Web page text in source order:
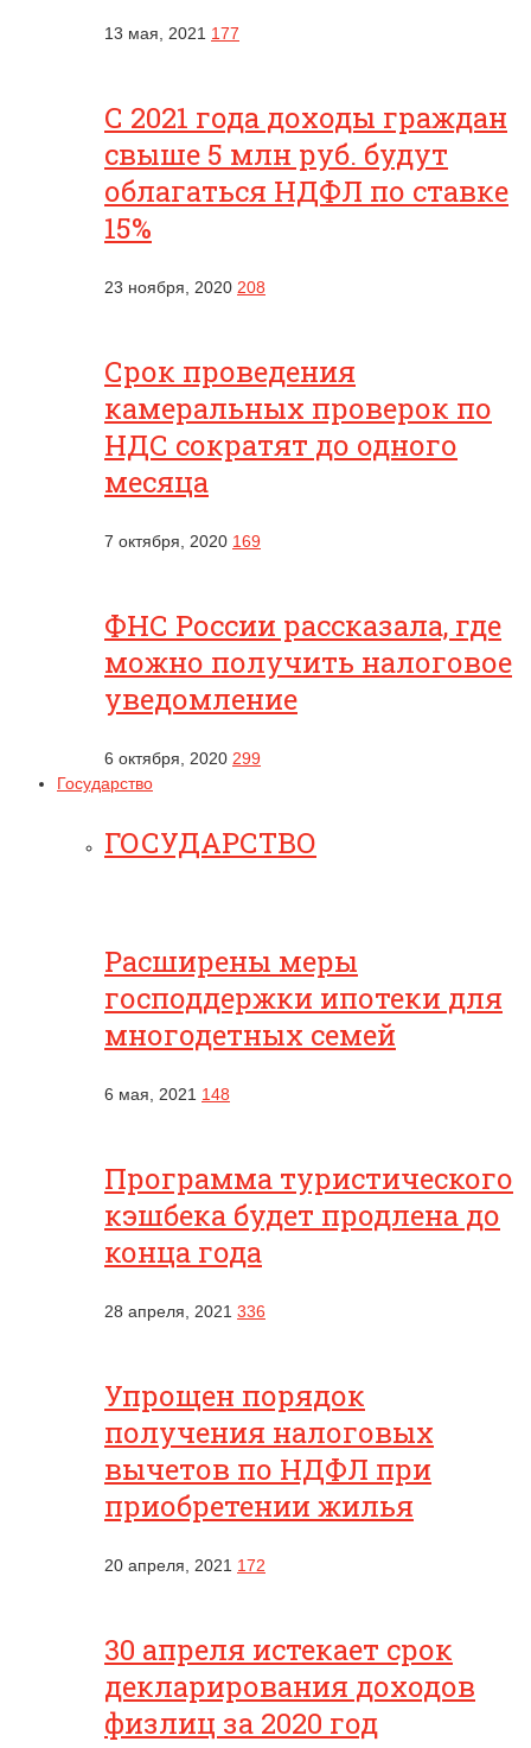
13 мая, 2021 177
С 2021 года доходы граждан
свыше 5 млн руб. будут
облагаться НДФЛ по ставке
15%
23 ноября, 2020 208
Срок проведения
камеральных проверок по
НДС сократят до одного
месяца
7 октября, 2020 169
ФНС России рассказала, где
можно получить налоговое
уведомление
6 октября, 2020 299
Государство
ГОСУДАРСТВО
Расширены меры
господдержки ипотеки для
многодетных семей
6 мая, 2021 148
Программа туристического
кэшбека будет продлена до
конца года
28 апреля, 2021 336
Упрощен порядок
получения налоговых
вычетов по НДФЛ при
приобретении жилья
20 апреля, 2021 172
30 апреля истекает срок
декларирования доходов
физлиц за 2020 год